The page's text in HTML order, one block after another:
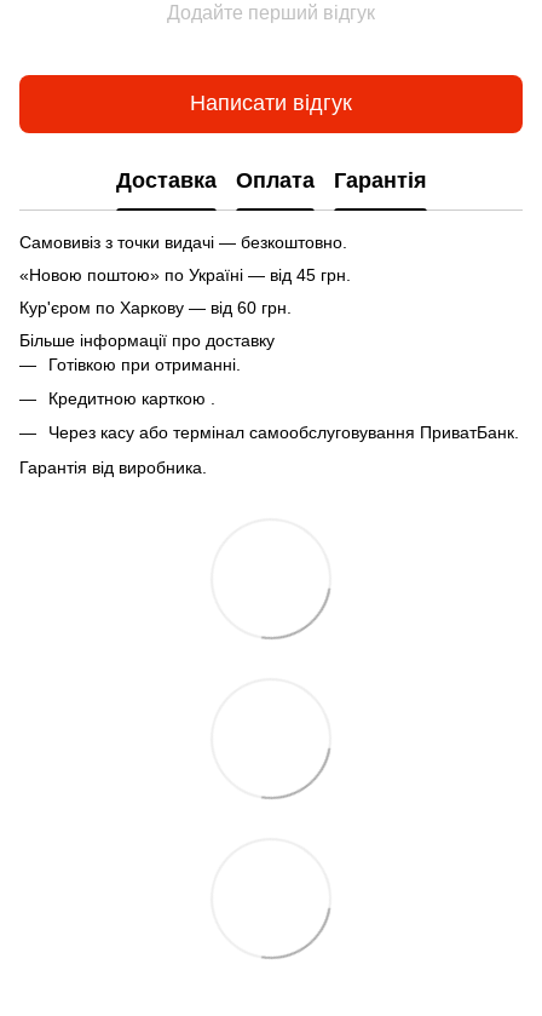
Додайте перший відгук
Написати відгук
Доставка Оплата Гарантія
Самовивіз з точки видачі — безкоштовно.
«Новою поштою» по Україні — від 45 грн.
Кур'єром по Харкову — від 60 грн.
Більше інформації про доставку
Готівкою при отриманні.
Кредитною карткою .
Через касу або термінал самообслуговування ПриватБанк.
Гарантія від виробника.